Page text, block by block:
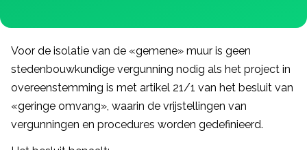
Voor de isolatie van de «gemene» muur is geen
stedenbouwkundige vergunning nodig als het project in
overeenstemming is met artikel 21/1 van het besluit van
«geringe omvang», waarin de vrijstellingen van
vergunningen en procedures worden gedefinieerd.